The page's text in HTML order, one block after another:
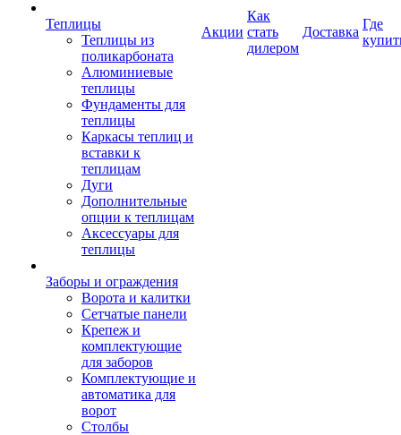
Теплицы
Теплицы из
поликарбоната
Алюминиевые
теплицы
Фундаменты для
теплицы
Каркасы теплиц и
вставки к
теплицам
Дуги
Дополнительные
опции к теплицам
Аксессуары для
теплицы
Заборы и ограждения
Ворота и калитки
Сетчатые панели
Крепеж и
комплектующие
для заборов
Комплектующие и
автоматика для
ворот
Столбы
Акции
Как
стать
дилером
Доставка
Где